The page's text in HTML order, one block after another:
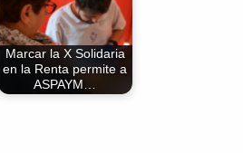
Marcar la X Solidaria
en la Renta permite a
ASPAYM…